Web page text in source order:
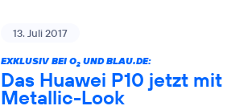
13. Juli 2017
EXKLUSIV BEI O2 UND BLAU.DE:
Das Huawei P10 jetzt
Metallic-Look